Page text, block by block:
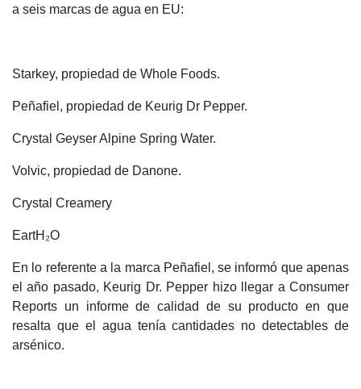
a seis marcas de agua en EU:
Starkey, propiedad de Whole Foods.
Peñafiel, propiedad de Keurig Dr Pepper.
Crystal Geyser Alpine Spring Water.
Volvic, propiedad de Danone.
Crystal Creamery
EartH₂O
En lo referente a la marca Peñafiel, se informó que apenas
el año pasado, Keurig Dr. Pepper hizo llegar a Consumer
Reports un informe de calidad de su producto en que
resalta que el agua tenía cantidades no detectables de
arsénico.